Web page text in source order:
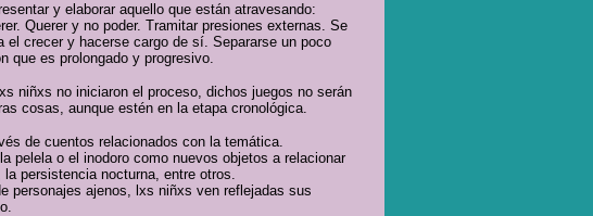
y elaborar aquello que están atravesando:
Querer y no poder. Tramitar presiones externas. Se
crecer y hacerse cargo de sí. Separarse un poco
que es prolongado y progresivo.
niñxs no iniciaron el proceso, dichos juegos no serán
cosas, aunque estén en la etapa cronológica.
de cuentos relacionados con la temática.
pelela o el inodoro como nuevos objetos a relacionar
persistencia nocturna, entre otros.
personajes ajenos, lxs niñxs ven reflejadas sus